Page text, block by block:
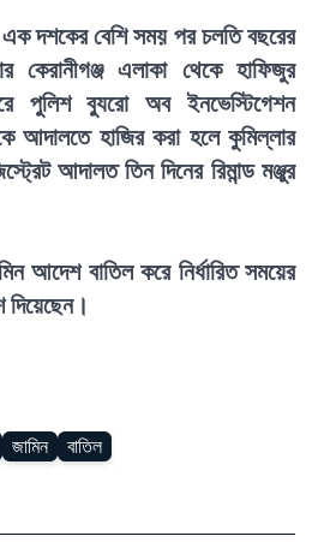
এক দশকের বেশি সময় পর চলতি বছরের
কেরানীগঞ্জ এলাকা থেকে হাফিজুর
পুলিশ ব্যুরো অব ইনভেস্টিগেশন
আদালতে হাজির করা হলে কুমিল্লার
আদালত তিন দিনের রিমান্ড মঞ্জুর
আদেশ বাতিল করে নির্ধারিত সময়ের
দিয়েছেন।
জামিন বাতিল